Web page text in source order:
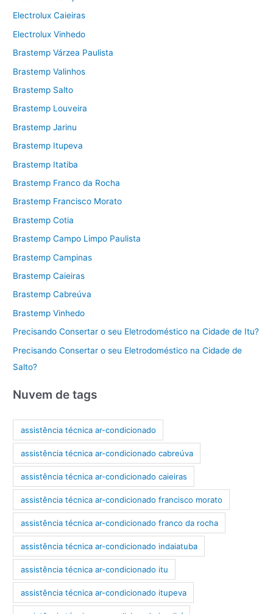
Electrolux Caieiras
Electrolux Vinhedo
Brastemp Várzea Paulista
Brastemp Valinhos
Brastemp Salto
Brastemp Louveira
Brastemp Jarinu
Brastemp Itupeva
Brastemp Itatiba
Brastemp Franco da Rocha
Brastemp Francisco Morato
Brastemp Cotia
Brastemp Campo Limpo Paulista
Brastemp Campinas
Brastemp Caieiras
Brastemp Cabreúva
Brastemp Vinhedo
Precisando Consertar o seu Eletrodoméstico na Cidade de Itu?
Precisando Consertar o seu Eletrodoméstico na Cidade de
Salto?
Nuvem de tags
assistência técnica ar-condicionado
assistência técnica ar-condicionado cabreúva
assistência técnica ar-condicionado caieiras
assistência técnica ar-condicionado francisco morato
assistência técnica ar-condicionado franco da rocha
assistência técnica ar-condicionado indaiatuba
assistência técnica ar-condicionado itu
assistência técnica ar-condicionado itupeva